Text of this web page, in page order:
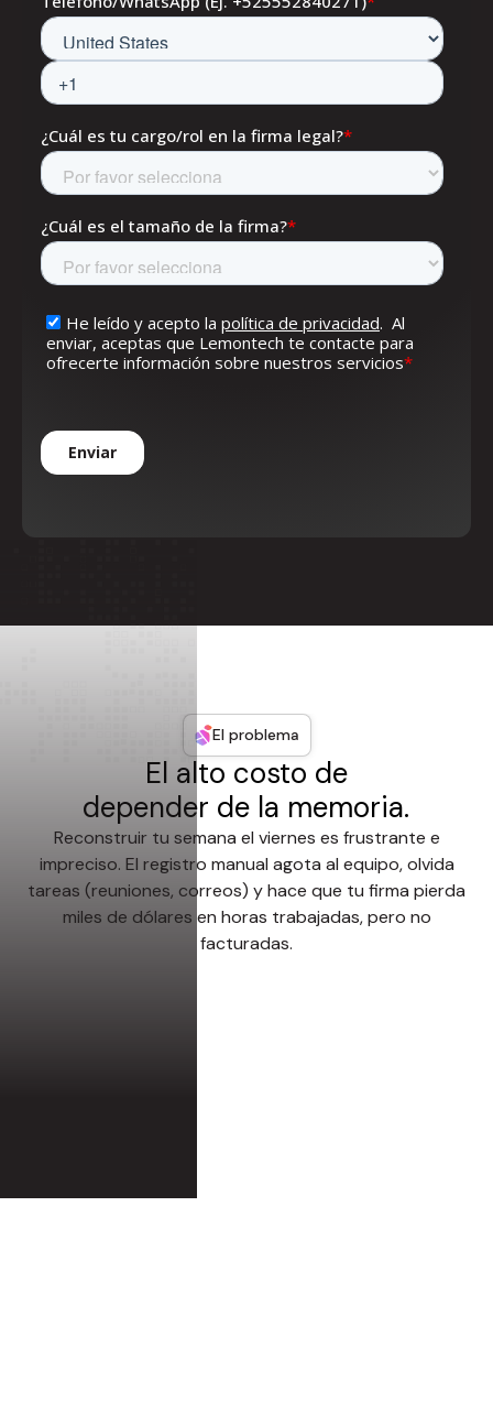
El problema
El alto costo de
depender de la memoria.
Reconstruir tu semana el viernes es frustrante e
impreciso. El registro manual agota al equipo, olvida
tareas (reuniones, correos) y hace que tu firma pierda
miles de dólares en horas trabajadas, pero no
facturadas.